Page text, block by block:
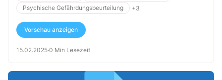
Psychische Gefährdungsbeurteilung
+3
Vorschau anzeigen
15.02.2025·0 Min Lesezeit